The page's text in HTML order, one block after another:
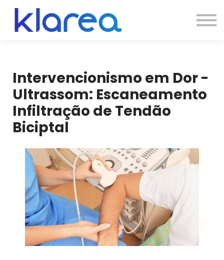
Contato
Cursos
Intervencionismo em Dor -
Ultrassom: Escaneamento
Infiltração de Tendão
Biciptal